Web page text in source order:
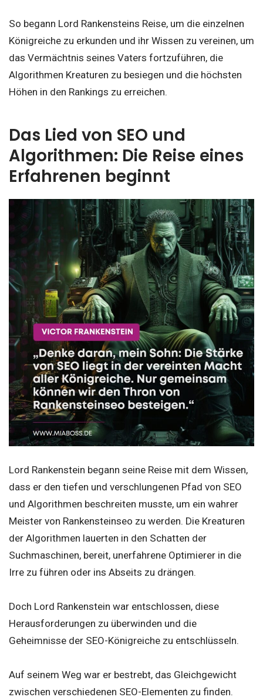
So begann Lord Rankensteins Reise, um die einzelnen
Königreiche zu erkunden und ihr Wissen zu vereinen, um
das Vermächtnis seines Vaters fortzuführen, die
Algorithmen Kreaturen zu besiegen und die höchsten
Höhen in den Rankings zu erreichen.
Das Lied von SEO und
Algorithmen: Die Reise eines
Erfahrenen beginnt
Lord Rankenstein begann seine Reise mit dem Wissen,
dass er den tiefen und verschlungenen Pfad von SEO
und Algorithmen beschreiten musste, um ein wahrer
Meister von Rankensteinseo zu werden. Die Kreaturen
der Algorithmen lauerten in den Schatten der
Suchmaschinen, bereit, unerfahrene Optimierer in die
Irre zu führen oder ins Abseits zu drängen.
Doch Lord Rankenstein war entschlossen, diese
Herausforderungen zu überwinden und die
Geheimnisse der SEO-Königreiche zu entschlüsseln.
Auf seinem Weg war er bestrebt, das Gleichgewicht
zwischen verschiedenen SEO-Elementen zu finden.